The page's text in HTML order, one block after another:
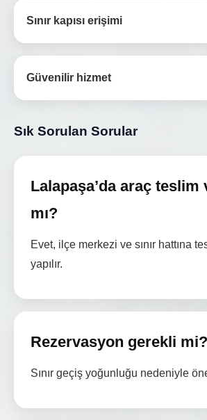
Sınır kapısı erişimi
Güvenilir hizmet
Sık Sorulan Sorular
Lalapaşa’da araç teslim
mı?
Evet, ilçe merkezi ve sınır hattına
yapılır.
Rezervasyon gerekli mi?
Sınır geçiş yoğunluğu nedeniyle